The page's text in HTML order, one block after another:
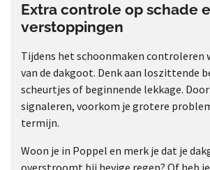
Extra controle op schade
verstoppingen
Tijdens het schoonmaken controleren
van de dakgoot. Denk aan loszittende
scheurtjes of beginnende lekkage.
signaleren, voorkom je grotere
termijn.
Woon je in Poppel en merk je dat je
overstroomt bij hevige regen? Of heb